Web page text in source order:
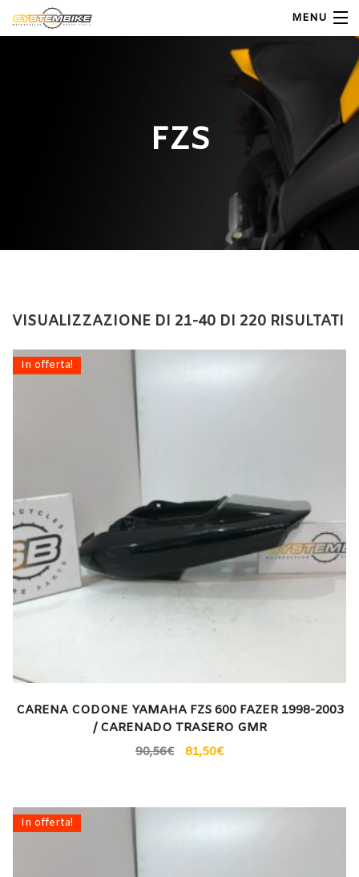
MENU
FZS
VISUALIZZAZIONE DI 21-40 DI 220 RISULTATI
In offerta!
CARENA CODONE YAMAHA FZS 600 FAZER 1998-2003
/ CARENADO TRASERO GMR
90,56€ 81,50€
In offerta!